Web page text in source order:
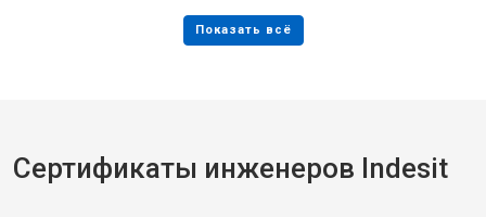
Сертификаты инженеров Indesit